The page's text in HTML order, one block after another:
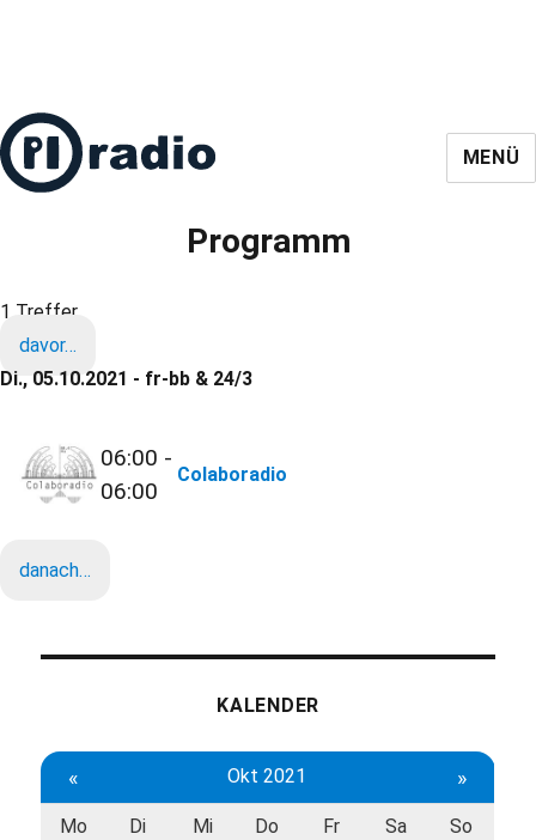
MENÜ
Programm
1 Treffer
davor…
Di., 05.10.2021 - fr-bb & 24/3
06:00 -
06:00
Colaboradio
danach…
KALENDER
« Okt 2021 »
Mo Di Mi Do Fr Sa So